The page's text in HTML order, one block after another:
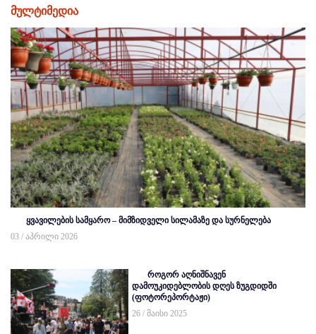
მულტიმედია
ყვავილების სამყარო – მიმზიდველი სილამაზე და სურნელება
03 / აპრილი 2026
როგორ აღნიშნავენ
დამოუკიდებლობის დღეს ზუგდიდში
(ფოტორეპორტაჟი)
26 / მაისი 2025